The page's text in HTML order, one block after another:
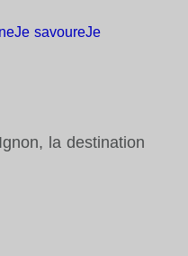
Je savoureJe
la destination